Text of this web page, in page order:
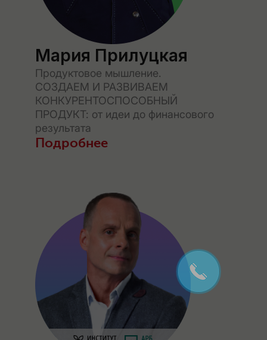
Мария Прилуцкая
Продуктовое мышление.
СОЗДАЕМ И РАЗВИВАЕМ
КОНКУРЕНТОСПОСОБНЫЙ
ПРОДУКТ: от идеи до финансового
результата
Подробнее